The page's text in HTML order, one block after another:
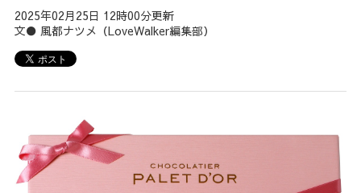
2025年02月25日 12時00分更新
文● 風都ナツメ（LoveWalker編集部）